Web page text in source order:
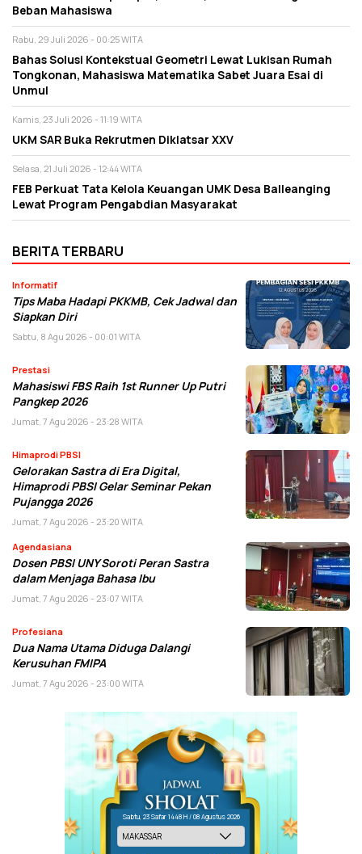
Beban Mahasiswa
Rabu, 29 Juli 2026 - 00:25 WITA
Bahas Solusi Kontekstual Geometri Lewat Lukisan Rumah
Tongkonan, Mahasiswa Matematika Sabet Juara Esai di
Unmul
Kamis, 23 Juli 2026 - 11:19 WITA
UKM SAR Buka Rekrutmen Diklatsar XXV
Selasa, 21 Juli 2026 - 12:44 WITA
FEB Perkuat Tata Kelola Keuangan UMK Desa Balleanging
Lewat Program Pengabdian Masyarakat
BERITA TERBARU
Informatif
Tips Maba Hadapi PKKMB, Cek Jadwal dan
Siapkan Diri
Sabtu, 8 Agu 2026 - 00:01 WITA
Prestasi
Mahasiswi FBS Raih 1st Runner Up Putri
Pangkep 2026
Jumat, 7 Agu 2026 - 23:28 WITA
Himaprodi PBSI
Gelorakan Sastra di Era Digital,
Himaprodi PBSI Gelar Seminar Pekan
Pujangga 2026
Jumat, 7 Agu 2026 - 23:20 WITA
Agendasiana
Dosen PBSI UNY Soroti Peran Sastra
dalam Menjaga Bahasa Ibu
Jumat, 7 Agu 2026 - 23:07 WITA
Profesiana
Dua Nama Utama Diduga Dalangi
Kerusuhan FMIPA
Jumat, 7 Agu 2026 - 23:00 WITA
Sabtu, 23 Safar 1448 H / 08 Agustus 2026